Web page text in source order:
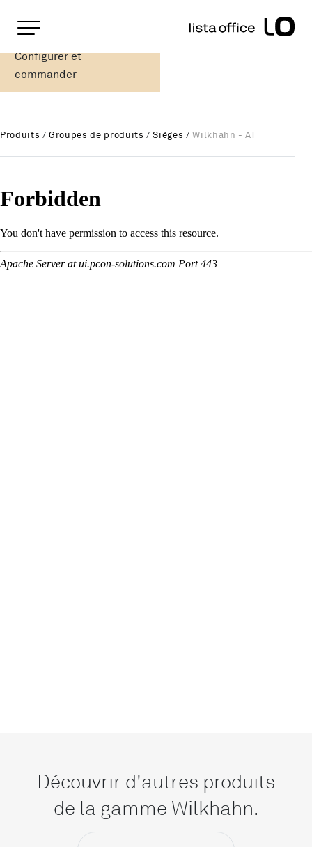
Wilkhahn - AT
Page d'accueil
Main Navigation
Contenu
Méta-navigation
Rootline
Configurer et
commander
Produits /Groupes de produits /Sièges /Wilkhahn - AT
Découvrir d'autres produits
de la gamme Wilkhahn.